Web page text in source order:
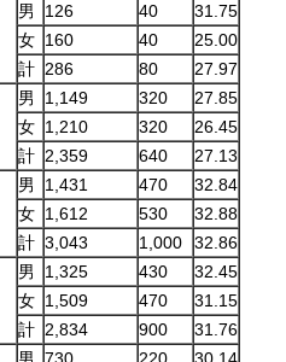
男 126 40
31.75
女 160 40
25.00
計 286 80 27.97
男 1,149 320
27.85
女 1,210 320
26.45
計 2,359 640 27.13
男 1,431 470
32.84
女 1,612 530
32.88
計 3,043 1,000 32.86
男 1,325 430
32.45
女 1,509 470
31.15
計 2,834 900 31.76